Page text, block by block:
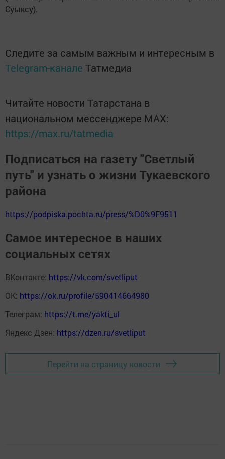
Суыксу).
Следите за самым важным и интересным в
Telegram-канале Татмедиа
Читайте новости Татарстана в
национальном мессенджере MАХ:
https://max.ru/tatmedia
Подписаться на газету "Светлый
путь" и узнать о жизни Тукаевского
района
https://podpiska.pochta.ru/press/%D0%9F9511
Самое интересное в наших
социальных сетях
ВКонтакте: https://vk.com/svetliput
ОК: https://ok.ru/profile/590414664980
Телеграм: https://t.me/yakti_ul
Яндекс Дзен: https://dzen.ru/svetliput
Перейти на страницу новости